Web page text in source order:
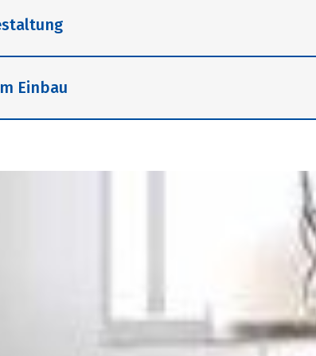
oder soll das Gästebad möglichst schnell
Einbau
für Profis vom Fach oder als
Videos den einfachen Aufbau der
weiteren beantwortet der Service &